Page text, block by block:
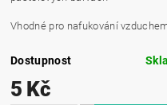
Vhodné pro nafukování
Dostupnost
5 Kč